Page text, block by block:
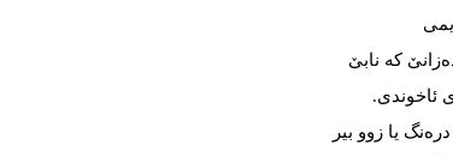
کە نابێ‌
ئاخوندی.
یا زوو بیر